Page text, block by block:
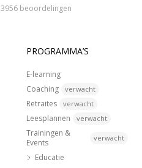
3956 beoordelingen
PROGRAMMA’S
E-learning
Coaching
verwacht
Retraites verwacht
Leesplannen verwacht
Trainingen &
Events
verwacht
Educatie